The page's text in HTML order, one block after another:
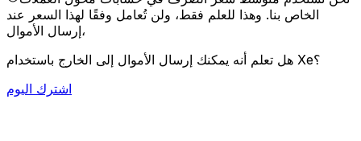
الخاص بنا. وهذا للعلم فقط، ولن تُعامل وفقًا لهذا السعر عند
إرسال الأموال،
هل تعلم أنه يمكنك إرسال الأموال إلى الخارج باستخدام Xe؟
اشترك اليوم